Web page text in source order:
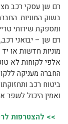
רם שן עסקי רכב
בשוק המוניות.
ומספקת שירותי
רם שן – יבואני רכב
אלפי לקוחות לא
החברה מעניקה
ביטוח רכב
ואמין היכול לשפר
>> להצטרפות